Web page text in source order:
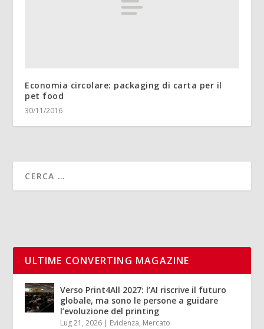
Economia circolare: packaging di carta per il
pet food
30/11/2016
ULTIME CONVERTING MAGAZINE
Verso Print4All 2027: l’AI riscrive il futuro
globale, ma sono le persone a guidare
l’evoluzione del printing
Lug 21, 2026 | Evidenza, Mercato